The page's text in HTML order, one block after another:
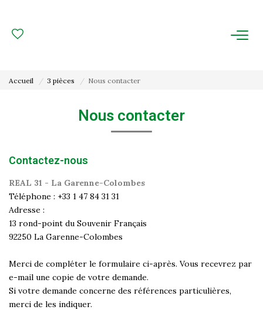
FAIRE GÉRER
Gestion De Copropriété
NOUS CONNAITRE
Historique
Nos Valeurs
Accueil 3 pièces Nous contacter
Nous contacter
Contactez-nous
REAL 31 - La Garenne-Colombes
Téléphone : +33 1 47 84 31 31
Adresse :
13 rond-point du Souvenir Français
92250 La Garenne-Colombes
Merci de compléter le formulaire ci-après. Vous recevrez par
e-mail une copie de votre demande.
Si votre demande concerne des références particulières,
merci de les indiquer.